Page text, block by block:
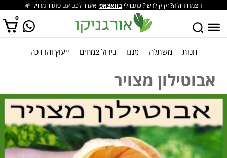
הצמח חולה? זקוק לדשן? כתבו לי בוואצאפ ואעזור לכם עם פתרון מדויק 🌱
0
אין מוצרים בסל הקניות. חנות משתלה מנגו גידול צמחים ייעוץ והדרכה
אבוטילון מצויר